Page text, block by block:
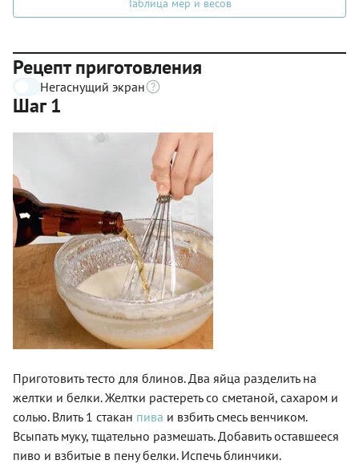
Рецепт приготовления
Негаснущий экран
Шаг 1
Приготовить тесто для блинов. Два яйца разделить на
желтки и белки. Желтки растереть со сметаной, сахаром и
солью. Влить 1 стакан пива и взбить смесь венчиком.
Всыпать муку, тщательно размешать. Добавить оставшееся
пиво и взбитые в пену белки. Испечь блинчики.